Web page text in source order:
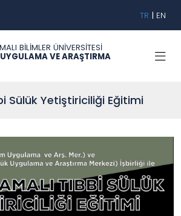
TR | EN
BİLİMLER ÜNİVERSİTESİ
VE ARAŞTIRMA
Sülük Yetiştiriciliği Eğitimi